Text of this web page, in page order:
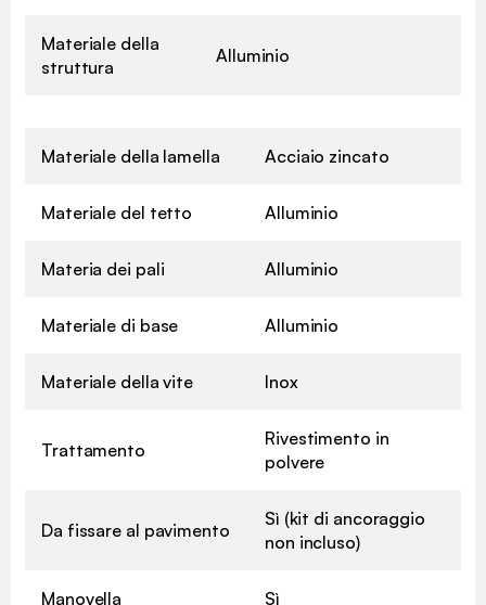
Materiale della
struttura
Alluminio
Materiale della lamella Acciaio zincato
Materiale del tetto Alluminio
Materia dei pali Alluminio
Materiale di base Alluminio
Materiale della vite Inox
Trattamento
Rivestimento in
polvere
Da fissare al pavimento
Sì (kit di ancoraggio
non incluso)
Manovella Sì